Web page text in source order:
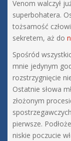
Venom walczył
superbohatera.
tożsamość
sekretem, aż do
Spośród
mnie jedynym
rozstrzygnięcie
Ostatnie słowa
złożonym
pierwsze.
niskie poczucie